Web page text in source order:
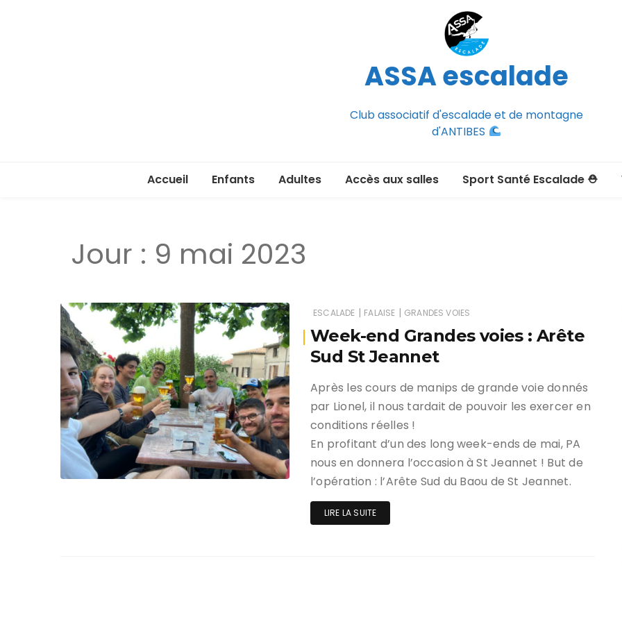
ASSA escalade
Club associatif d'escalade et de montagne
d'ANTIBES
Accueil Enfants
Stage été 2026
Adultes
ASSA Section Montagne
(licence FFCAM)
passeport
Devenir responsable de
séance
Créer une événement non
officiel sur Spond
Tutoriel SPOND Adulte
Charte du grimpeur ASSA
Programme des cours
Accès aux salles Sport Santé Escalade ⛑
Jour : 9 mai 2023
ESCALADE | FALAISE | GRANDES VOIES
Week-end Grandes voies : Arête
Sud St Jeannet
Après les cours de manips de grande voie donnés
par Lionel, il nous tardait de pouvoir les exercer en
conditions réelles !
En profitant d’un des long week-ends de mai, PA
nous en donnera l’occasion à St Jeannet ! But de
l’opération : l’Arête Sud du Baou de St Jeannet.
LIRE LA SUITE